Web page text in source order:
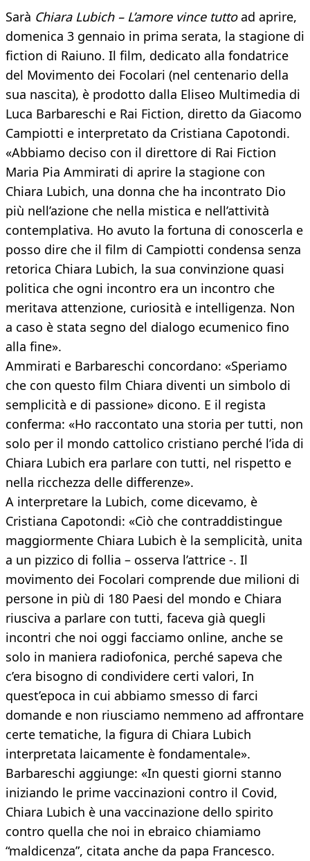
Sarà Chiara Lubich – L’amore vince tuttoad aprire,
domenica 3 gennaio in prima serata, la stagione di
fiction di Raiuno. Il film, dedicato alla fondatrice
del Movimento dei Focolari (nel centenario della
sua nascita), è prodotto dalla Eliseo Multimedia di
Luca Barbareschi e Rai Fiction, diretto da Giacomo
Campiotti e interpretato da Cristiana Capotondi.
«Abbiamo deciso con il direttore di Rai Fiction
Maria Pia Ammirati di aprire la stagione con
Chiara Lubich, una donna che ha incontrato Dio
più nell’azione che nella mistica e nell’attività
contemplativa. Ho avuto la fortuna di conoscerla e
posso dire che il film di Campiotti condensa senza
retorica Chiara Lubich, la sua convinzione quasi
politica che ogni incontro era un incontro che
meritava attenzione, curiosità e intelligenza. Non
a caso è stata segno del dialogo ecumenico fino
alla fine».
Ammirati e Barbareschi concordano: «Speriamo
che con questo film Chiara diventi un simbolo di
semplicità e di passione» dicono. E il regista
conferma: «Ho raccontato una storia per tutti, non
solo per il mondo cattolico cristiano perché l’ida di
Chiara Lubich era parlare con tutti, nel rispetto e
nella ricchezza delle differenze».
A interpretare la Lubich, come dicevamo, è
Cristiana Capotondi: «Ciò che contraddistingue
maggiormente Chiara Lubich è la semplicità, unita
a un pizzico di follia – osserva l’attrice -. Il
movimento dei Focolari comprende due milioni di
persone in più di 180 Paesi del mondo e Chiara
riusciva a parlare con tutti, faceva già quegli
incontri che noi oggi facciamo online, anche se
solo in maniera radiofonica, perché sapeva che
c’era bisogno di condividere certi valori, In
quest’epoca in cui abbiamo smesso di farci
domande e non riusciamo nemmeno ad affrontare
certe tematiche, la figura di Chiara Lubich
interpretata laicamente è fondamentale».
Barbareschi aggiunge: «In questi giorni stanno
iniziando le prime vaccinazioni contro il Covid,
Chiara Lubich è una vaccinazione dello spirito
contro quella che noi in ebraico chiamiamo
“maldicenza”, citata anche da papa Francesco.